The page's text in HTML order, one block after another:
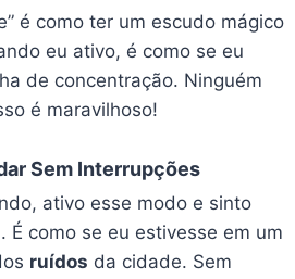
é como ter um escudo mágico
eu ativo, é como se eu
de concentração. Ninguém
é maravilhoso!
Sem Interrupções
ativo esse modo e sinto
É como se eu estivesse em um
ruídos da cidade. Sem